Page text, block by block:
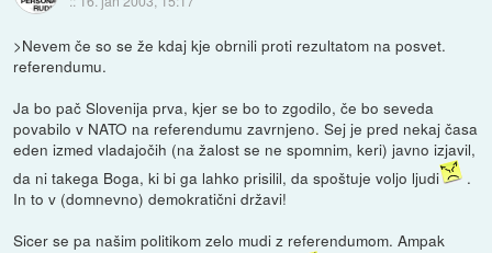
>Nevem če so se že kdaj kje obrnili proti rezultatom na posvet.
referendumu.
Ja bo pač Slovenija prva, kjer se bo to zgodilo, če bo seveda
povabilo v NATO na referendumu zavrnjeno. Sej je pred nekaj časa
eden izmed vladajočih (na žalost se ne spomnim, keri) javno izjavil,
da ni takega Boga, ki bi ga lahko prisilil, da spoštuje voljo ljudi
.
In to v (domnevno) demokratični državi!
Sicer se pa našim politikom zelo mudi z referendumom. Ampak